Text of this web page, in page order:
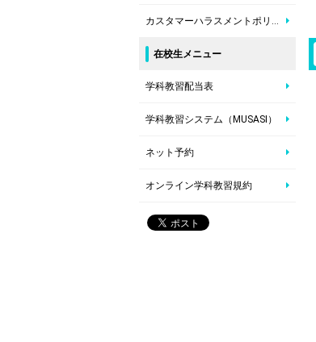
カスタマーハラスメントポリシー
在校生メニュー
学科教習配当表
学科教習システム（MUSASI）
ネット予約
オンライン学科教習規約